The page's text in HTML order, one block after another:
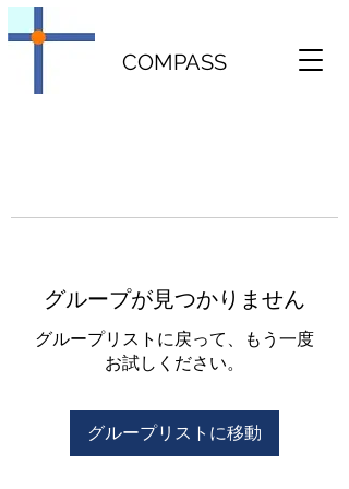
COMPASS
グループが見つかりません
グループリストに戻って、もう一度
お試しください。
グループリストに移動